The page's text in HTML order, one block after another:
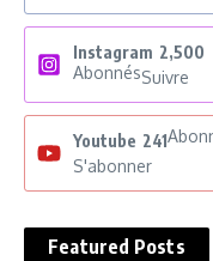
Instagram 2,500
AbonnésSuivre
Youtube 241
S'abonner
Featured Posts